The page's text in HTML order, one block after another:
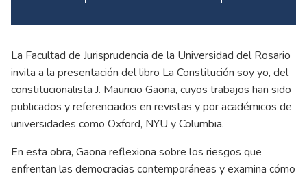
La Facultad de Jurisprudencia de la Universidad del Rosario
invita a la presentación del libro La Constitución soy yo, del
constitucionalista J. Mauricio Gaona, cuyos trabajos han sido
publicados y referenciados en revistas y por académicos de
universidades como Oxford, NYU y Columbia.
En esta obra, Gaona reflexiona sobre los riesgos que
enfrentan las democracias contemporáneas y examina cómo